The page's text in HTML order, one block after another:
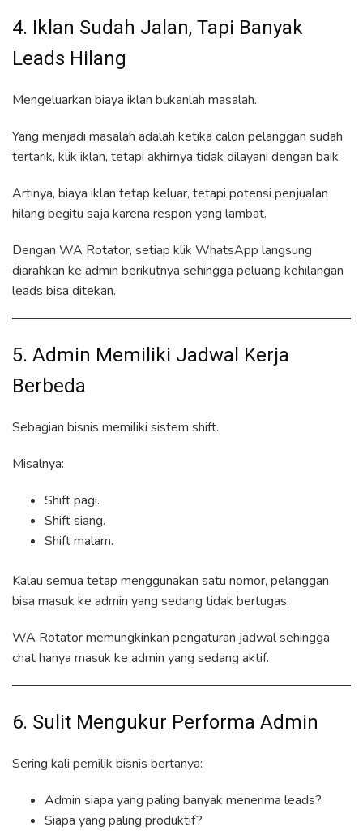
4. Iklan Sudah Jalan, Tapi Banyak
Leads Hilang
Mengeluarkan biaya iklan bukanlah masalah.
Yang menjadi masalah adalah ketika calon pelanggan sudah
tertarik, klik iklan, tetapi akhirnya tidak dilayani dengan baik.
Artinya, biaya iklan tetap keluar, tetapi potensi penjualan
hilang begitu saja karena respon yang lambat.
Dengan WA Rotator, setiap klik WhatsApp langsung
diarahkan ke admin berikutnya sehingga peluang kehilangan
leads bisa ditekan.
5. Admin Memiliki Jadwal Kerja
Berbeda
Sebagian bisnis memiliki sistem shift.
Misalnya:
Shift pagi.
Shift siang.
Shift malam.
Kalau semua tetap menggunakan satu nomor, pelanggan
bisa masuk ke admin yang sedang tidak bertugas.
WA Rotator memungkinkan pengaturan jadwal sehingga
chat hanya masuk ke admin yang sedang aktif.
6. Sulit Mengukur Performa Admin
Sering kali pemilik bisnis bertanya:
Admin siapa yang paling banyak menerima leads?
Siapa yang paling produktif?